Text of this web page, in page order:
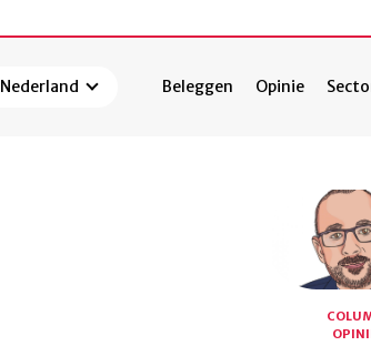
Nederland Beleggen Opinie